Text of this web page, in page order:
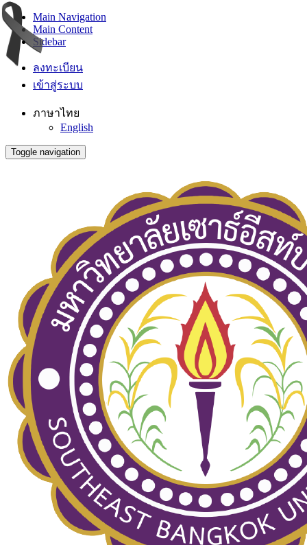
Main Navigation
Main Content
Sidebar
ลงทะเบียน
เข้าสู่ระบบ
ภาษาไทย
English
Toggle navigation